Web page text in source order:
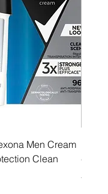
Men Cream
Clean
Price
5,55 €